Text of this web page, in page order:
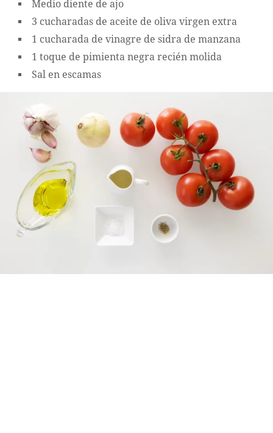
Medio diente de ajo
3 cucharadas de aceite de oliva virgen extra
1 cucharada de vinagre de sidra de manzana
1 toque de pimienta negra recién molida
Sal en escamas